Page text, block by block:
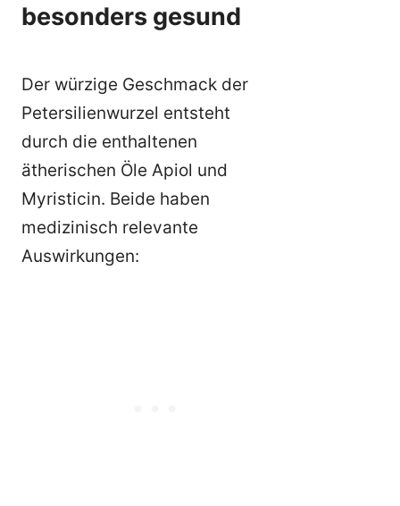
besonders gesund
Der würzige Geschmack der
Petersilienwurzel entsteht
durch die enthaltenen
ätherischen Öle Apiol und
Myristicin. Beide haben
medizinisch relevante
Auswirkungen: